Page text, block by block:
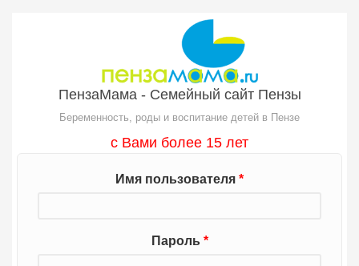
ПензаМама - Семейный сайт Пензы
Беременность, роды и воспитание детей в Пензе
с Вами более 15 лет
Имя пользователя *
Пароль *